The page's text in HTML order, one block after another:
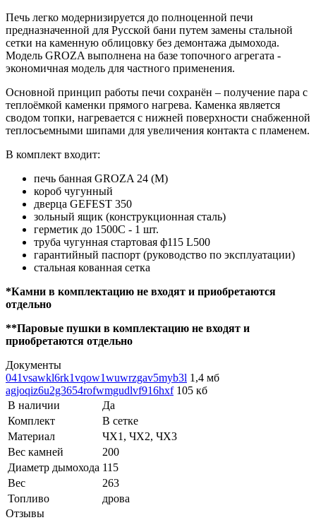
Печь легко модернизируется до полноценной печи
предназначенной для Русской бани путем замены стальной
сетки на каменную облицовку без демонтажа дымохода.
Модель GROZA выполнена на базе топочного агрегата -
экономичная модель для частного применения.
Основной принцип работы печи сохранён – получение пара с
теплоёмкой каменки прямого нагрева. Каменка является
сводом топки, нагревается с нижней поверхности снабженной
теплосъемными шипами для увеличения контакта с пламенем.
В комплект входит:
печь банная GROZA 24 (М)
короб чугунный
дверца GEFEST 350
зольный ящик (конструкционная сталь)
герметик до 1500С - 1 шт.
труба чугунная стартовая ф115 L500
гарантийный паспорт (руководство по эксплуатации)
стальная кованная сетка
*Камни в комплектацию не входят и приобретаются
отдельно
**Паровые пушки в комплектацию не входят и
приобретаются отдельно
Документы
041vsawkl6rk1vqow1wuwrzgav5myb3l 1,4 мб
agjoqiz6u2g3654rofwmgudlvf916hxf 105 кб
В наличии
Да
Комплект
В сетке
Материал
ЧХ1, ЧХ2, ЧХ3
Вес камней
200
Диаметр дымохода 115
Вес
263
Топливо
дрова
Отзывы